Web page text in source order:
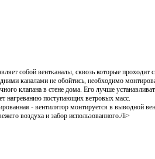
собой вентканалы, сквозь которые
каналами не обойтись, необходимо
клапана в стене дома. Его лучше
нагреванию поступающих ветровых масс.
- вентилятор монтируется в выводной
воздуха и забор использованного./li>